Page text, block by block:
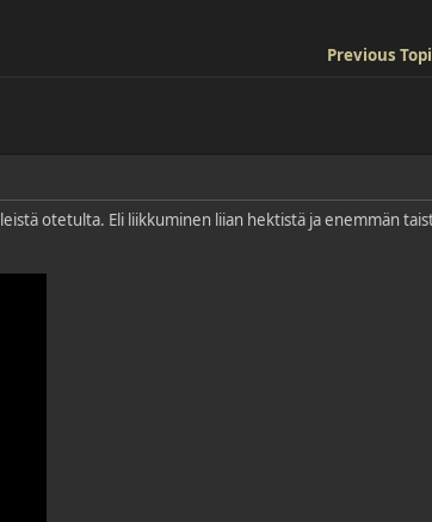
Previous
otetulta. Eli liikkuminen liian hektistä ja enemmän